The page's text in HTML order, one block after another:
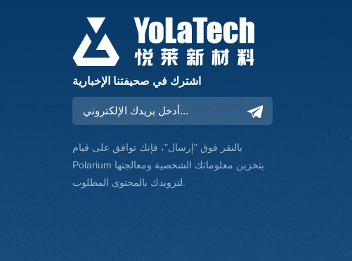
اشترك في صحيفتنا الإخبارية
بالنقر فوق "إرسال"، فإنك توافق على قيام
Polarium بتخزين معلوماتك الشخصية ومعالجتها